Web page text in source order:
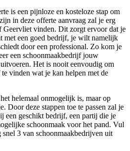
is een pijnloze en kosteloze stap om
in deze offerte aanvraag zal je erg
Geervliet vinden. Dit zorgt ervoor dat je
met een goed bedrijf, je wilt namelijk
door een professional. Zo kom je
een schoonmaakbedrijf jouw
Het is nooit eenvoudig om
vinden wat je kan helpen met de
helemaal onmogelijk is, maar op
Door deze stappen toe te passen zal je
een geschikt bedrijf, een partij die je
schoonmaak voor het pand. Vul
3 van schoonmaakbedrijven uit